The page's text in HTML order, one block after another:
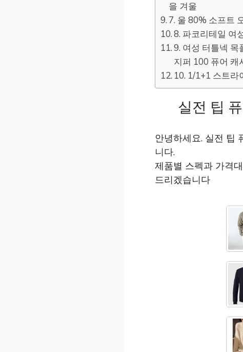
을 겨울
7. 울 80% 소프트
8. 파코리테일 여
9. 여성 터틀넥 목
지퍼 100 퓨어 캐
10. 1/1+1 스트라
실전 팁
안녕하세요. 실전 팁
니다.
제품별 스펙과 가격
드리겠습니다